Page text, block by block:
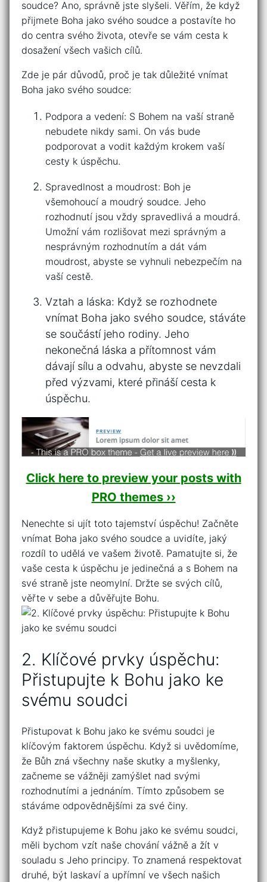
soudce? Ano, ⁢správně jste slyšeli. Věřím, že když
⁢přijmete Boha jako svého soudce⁤ a ‍postavíte ‍ho
do centra svého života, otevře ⁢se vám cesta k
dosažení ⁢všech vašich cílů.
Zde je pár důvodů, proč je ​tak důležité vnímat​
Boha ⁢jako svého⁤ soudce:
Podpora a vedení: S Bohem ​na vaší straně
nebudete⁢ nikdy ⁢sami. On vás ​bude
podporovat a ⁤vodit každým krokem​ vaší
cesty k‌ úspěchu.
Spravedlnost a moudrost: Boh‍ je
všemohoucí a moudrý soudce. Jeho
rozhodnutí jsou vždy⁣ spravedlivá a moudrá.
Umožní vám rozlišovat mezi správným a
nesprávným rozhodnutím a dát vám
moudrost, ​abyste se vyhnuli nebezpečím na
vaší ‌cestě.
Vztah a láska:‌ Když ⁤se rozhodnete⁤
vnímat Boha jako svého soudce, ⁤stáváte
se součástí jeho rodiny. Jeho⁢
nekonečná láska a přítomnost vám
dávají sílu a odvahu,⁣ abyste se nevzdali
před výzvami, které přináší cesta⁣ k
úspěchu.
Click here to preview your posts with
PRO themes ››
Nenechte si‍ ujít ‌toto tajemství úspěchu! Začněte
vnímat Boha jako svého soudce ⁣a uvidíte, jaký
rozdíl to udělá ve‍ vašem životě. Pamatujte ‌si,⁤ že
vaše cesta k úspěchu je‌ jedinečná a ⁢s‍ Bohem ​na
své straně jste neomylní. Držte se svých‍ cílů,
‌věřte v sebe a důvěřujte Bohu.
2. Klíčové ⁣prvky úspěchu:
Přistupujte k Bohu jako ke
svému soudci
Přistupovat k​ Bohu jako ke‌ svému soudci je
klíčovým faktorem úspěchu. Když si ​uvědomíme,
že⁤ Bůh zná‌ všechny naše skutky a myšlenky,
začneme se vážněji zamýšlet nad svými
rozhodnutími a jednáním. Tímto způsobem⁣ se
stáváme odpovědnějšími ⁢za své činy.
Když⁣ přistupujeme ‍k Bohu jako ke svému soudci,
⁢měli bychom vzít naše chování vážně a ​žít v
souladu s Jeho principy. To ⁣znamená​ respektovat
druhé, být ⁣laskaví a upřímní ve všech našich